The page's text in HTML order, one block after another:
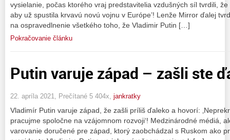
vysielanie, počas ktorého vraj predstavitelia vzdušných síl tvrdili,
aby už spustila krvavú novú vojnu v Európe’! Lenže Mirror ďalej
na ospravedlnenie všetkého toho, že Vladimir Putin […]
Pokračovanie článku
Putin varuje západ – zašli ste
22. apríla 2021, Prečítané 5 404x, jankratky
Vladimír Putin varuje západ, že zašli príliš ďaleko a hovorí:
pracujme spoločne na vzájomnom rozvoji‘! Medzinárodné médiá,
varovanie doručené pre západ, ktorý zaobchádzal s Ruskom ako